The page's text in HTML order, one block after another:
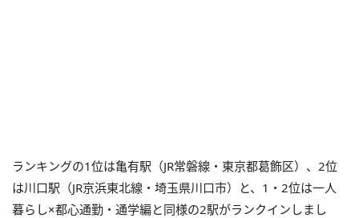
ランキングの1位は亀有駅（JR常磐線・東京都葛飾区）、2位
は川口駅（JR京浜東北線・埼玉県川口市）と、1・2位は一人
暮らし×都心通勤・通学編と同様の2駅がランクインしまし